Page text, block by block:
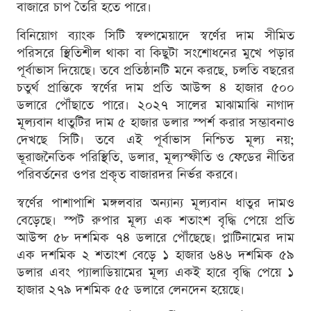
বাজারে চাপ তৈরি হতে পারে।
বিনিয়োগ ব্যাংক সিটি স্বল্পমেয়াদে স্বর্ণের দাম সীমিত
পরিসরে স্থিতিশীল থাকা বা কিছুটা সংশোধনের মুখে পড়ার
পূর্বাভাস দিয়েছে। তবে প্রতিষ্ঠানটি মনে করছে, চলতি বছরের
চতুর্থ প্রান্তিকে স্বর্ণের দাম প্রতি আউন্স ৪ হাজার ৫০০
ডলারে পৌঁছাতে পারে। ২০২৭ সালের মাঝামাঝি নাগাদ
মূল্যবান ধাতুটির দাম ৫ হাজার ডলার স্পর্শ করার সম্ভাবনাও
দেখছে সিটি। তবে এই পূর্বাভাস নিশ্চিত মূল্য নয়;
ভূরাজনৈতিক পরিস্থিতি, ডলার, মূল্যস্ফীতি ও ফেডের নীতির
পরিবর্তনের ওপর প্রকৃত বাজারদর নির্ভর করবে।
স্বর্ণের পাশাপাশি মঙ্গলবার অন্যান্য মূল্যবান ধাতুর দামও
বেড়েছে। স্পট রুপার মূল্য এক শতাংশ বৃদ্ধি পেয়ে প্রতি
আউন্স ৫৮ দশমিক ৭৪ ডলারে পৌঁছেছে। প্লাটিনামের দাম
এক দশমিক ২ শতাংশ বেড়ে ১ হাজার ৬৪৬ দশমিক ৫৯
ডলার এবং প্যালাডিয়ামের মূল্য একই হারে বৃদ্ধি পেয়ে ১
হাজার ২৭৯ দশমিক ৫৫ ডলারে লেনদেন হয়েছে।